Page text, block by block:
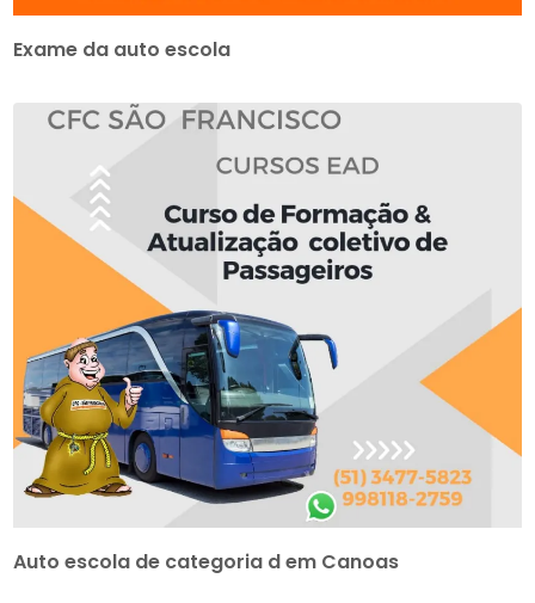
Exame da auto escola
Auto escola de categoria d em Canoas